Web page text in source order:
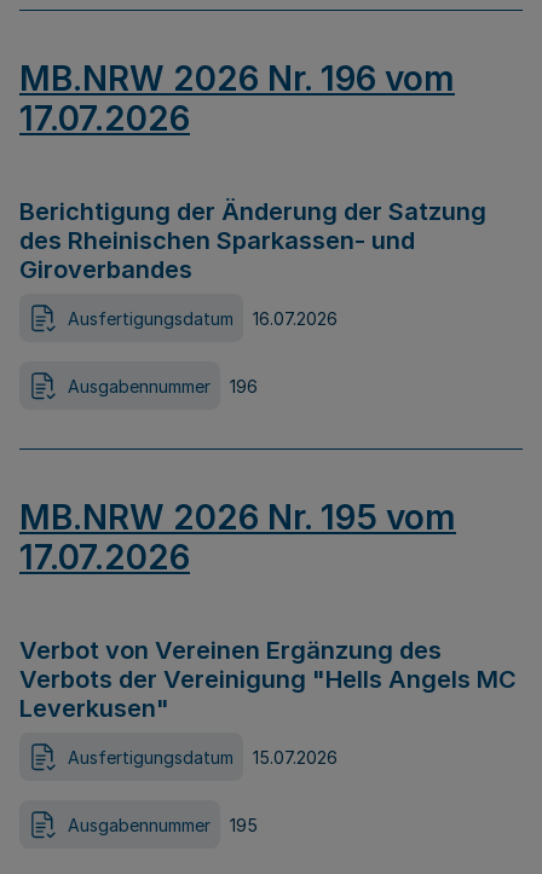
MB.NRW 2026 Nr. 196 vom
17.07.2026
Berichtigung der Änderung der Satzung
des Rheinischen Sparkassen- und
Giroverbandes
Ausfertigungsdatum 16.07.2026
Ausgabennummer 196
MB.NRW 2026 Nr. 195 vom
17.07.2026
Verbot von Vereinen Ergänzung des
Verbots der Vereinigung "Hells Angels MC
Leverkusen"
Ausfertigungsdatum 15.07.2026
Ausgabennummer 195